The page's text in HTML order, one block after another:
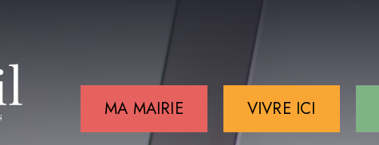
MA MAIRIE VIVRE ICI